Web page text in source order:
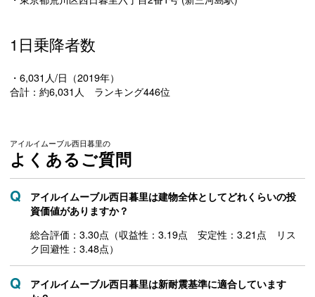
1日乗降者数
・6,031人/日（2019年）
合計：約6,031人 ランキング446位
アイルイムーブル西日暮里の
よくあるご質問
アイルイムーブル西日暮里は建物全体としてどれくらいの投
資価値がありますか？
総合評価：3.30点（収益性：3.19点 安定性：3.21点 リス
ク回避性：3.48点）
アイルイムーブル西日暮里は新耐震基準に適合しています